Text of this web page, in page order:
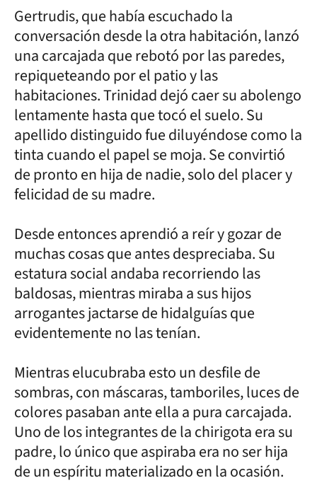
Gertrudis, que había escuchado la
conversación desde la otra habitación, lanzó
una carcajada que rebotó por las paredes,
repiqueteando por el patio y las
habitaciones. Trinidad dejó caer su abolengo
lentamente hasta que tocó el suelo. Su
apellido distinguido fue diluyéndose como la
tinta cuando el papel se moja. Se convirtió
de pronto en hija de nadie, solo del placer y
felicidad de su madre.
Desde entonces aprendió a reír y gozar de
muchas cosas que antes despreciaba. Su
estatura social andaba recorriendo las
baldosas, mientras miraba a sus hijos
arrogantes jactarse de hidalguías que
evidentemente no las tenían.
Mientras elucubraba esto un desfile de
sombras, con máscaras, tamboriles, luces de
colores pasaban ante ella a pura carcajada.
Uno de los integrantes de la chirigota era su
padre, lo único que aspiraba era no ser hija
de un espíritu materializado en la ocasión.